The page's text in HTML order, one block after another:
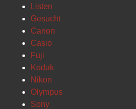
Listen
Gesucht
Canon
Casio
Fuji
Kodak
Nikon
Olympus
Sony